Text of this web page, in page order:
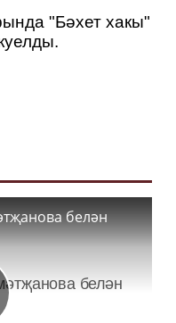
"Бәхет хакы"
белән